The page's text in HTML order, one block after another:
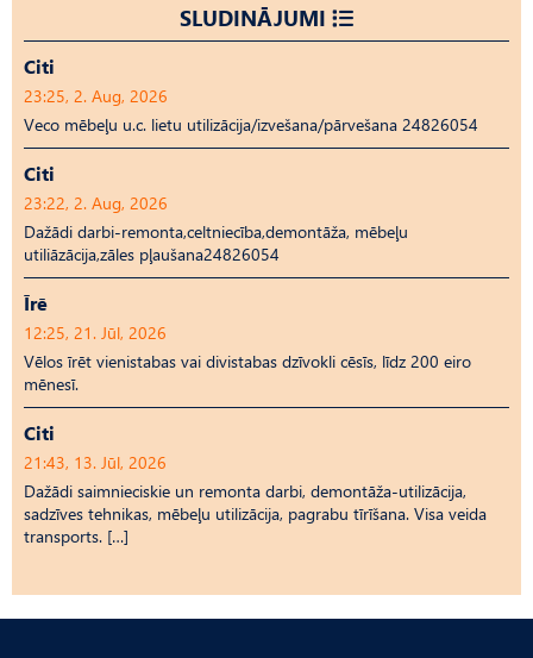
SLUDINĀJUMI
Citi
23:25, 2. Aug, 2026
Veco mēbeļu u.c. lietu utilizācija/izvešana/pārvešana 24826054
Citi
23:22, 2. Aug, 2026
Dažādi darbi-remonta,celtniecība,demontāža, mēbeļu
utiliāzācija,zāles pļaušana24826054
Īrē
12:25, 21. Jūl, 2026
Vēlos īrēt vienistabas vai divistabas dzīvokli cēsīs, līdz 200 eiro
mēnesī.
Citi
21:43, 13. Jūl, 2026
Dažādi saimnieciskie un remonta darbi, demontāža-utilizācija,
sadzīves tehnikas, mēbeļu utilizācija, pagrabu tīrīšana. Visa veida
transports. […]